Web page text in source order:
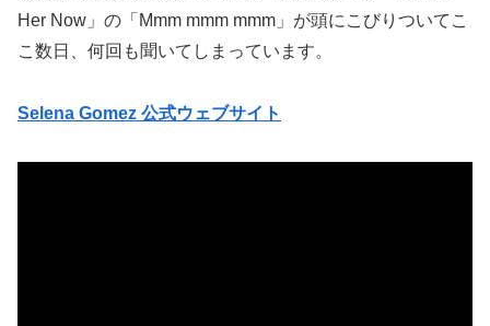
Her Now」の「Mmm mmm mmm」が頭にこびりついてこ
こ数日、何回も聞いてしまっています。
Selena Gomez 公式ウェブサイト